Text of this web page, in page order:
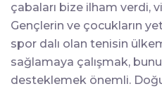
çabaları bize ilham verdi,
Gençlerin ve çocukların
spor dalı olan tenisin
sağlamaya çalışmak,
desteklemek önemli.